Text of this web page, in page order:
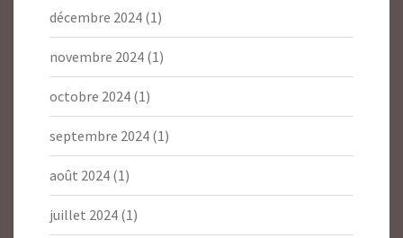
décembre 2024 (1)
novembre 2024 (1)
octobre 2024 (1)
septembre 2024 (1)
août 2024 (1)
juillet 2024 (1)